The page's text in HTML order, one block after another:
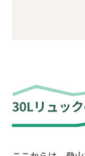
30Lリュッ